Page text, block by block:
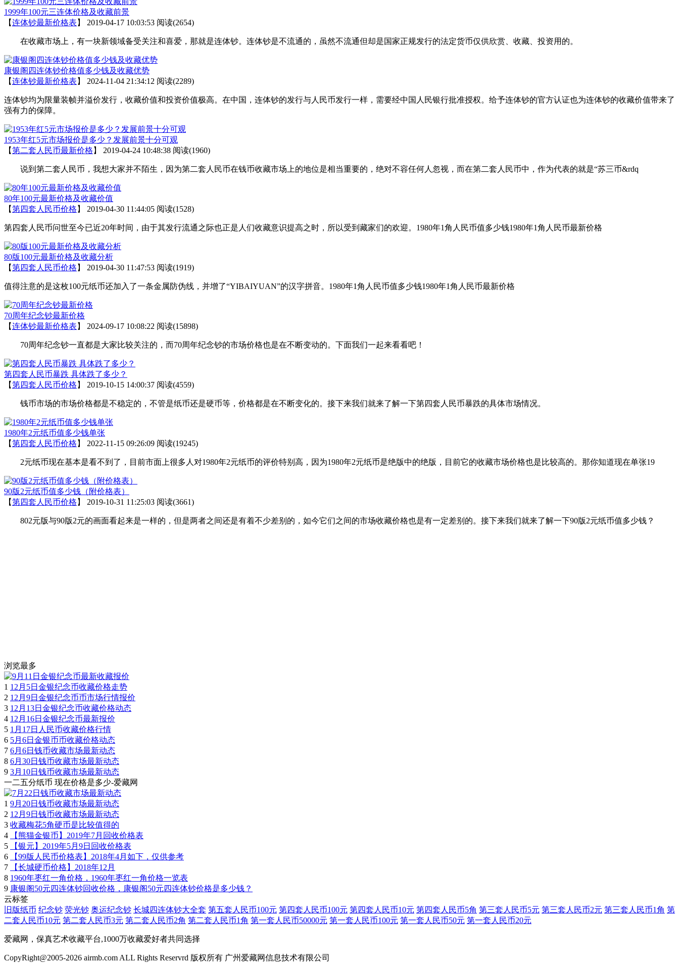
1999年100元三连体价格及收藏前景
【连体钞最新价格表 】 2019-04-17 10:03:53 阅读(2654)
在收藏市场上，有一块新领域备受关注和喜爱，那就是连体钞。连体钞是不流通的，虽然不流通但却是国家正规发行的法定货币仅供欣赏、收藏、投资用的。
康银阁四连体钞价格值多少钱及收藏优势
【连体钞最新价格表 】 2024-11-04 21:34:12 阅读(2289)
连体钞均为限量装帧并溢价发行，收藏价值和投资价值极高。在中国，连体钞的发行与人民币发行一样，需要经中国人民银行批准授权。给予连体钞的官方认证也为连体钞的收藏价值带来了
强有力的保障。
1953年红5元市场报价是多少？发展前景十分可观
【第二套人民币最新价格 】 2019-04-24 10:48:38 阅读(1960)
说到第二套人民币，我想大家并不陌生，因为第二套人民币在钱币收藏市场上的地位是相当重要的，绝对不容任何人忽视，而在第二套人民币中，作为代表的就是“苏三币&rdq
80年100元最新价格及收藏价值
【第四套人民币价格 】 2019-04-30 11:44:05 阅读(1528)
第四套人民币问世至今已近20年时间，由于其发行流通之际也正是人们收藏意识提高之时，所以受到藏家们的欢迎。1980年1角人民币值多少钱1980年1角人民币最新价格
80版100元最新价格及收藏分析
【第四套人民币价格 】 2019-04-30 11:47:53 阅读(1919)
值得注意的是这枚100元纸币还加入了一条金属防伪线，并增了“YIBAIYUAN”的汉字拼音。1980年1角人民币值多少钱1980年1角人民币最新价格
70周年纪念钞最新价格
【连体钞最新价格表 】 2024-09-17 10:08:22 阅读(15898)
70周年纪念钞一直都是大家比较关注的，而70周年纪念钞的市场价格也是在不断变动的。下面我们一起来看看吧！
第四套人民币暴跌 具体跌了多少？
【第四套人民币价格 】 2019-10-15 14:00:37 阅读(4559)
钱币市场的市场价格都是不稳定的，不管是纸币还是硬币等，价格都是在不断变化的。接下来我们就来了解一下第四套人民币暴跌的具体市场情况。
1980年2元纸币值多少钱单张
【第四套人民币价格 】 2022-11-15 09:26:09 阅读(19245)
2元纸币现在基本是看不到了，目前市面上很多人对1980年2元纸币的评价特别高，因为1980年2元纸币是绝版中的绝版，目前它的收藏市场价格也是比较高的。那你知道现在单张19
90版2元纸币值多少钱（附价格表）
【第四套人民币价格 】 2019-10-31 11:25:03 阅读(3661)
802元版与90版2元的画面看起来是一样的，但是两者之间还是有着不少差别的，如今它们之间的市场收藏价格也是有一定差别的。接下来我们就来了解一下90版2元纸币值多少钱？
浏览最多
1 12月5日金银纪念币收藏价格走势
2 12月9日金银纪念币币市场行情报价
3 12月13日金银纪念币收藏价格动态
4 12月16日金银纪念币最新报价
5 1月17日人民币收藏价格行情
6 5月6日金银币币收藏价格动态
7 6月6日钱币收藏市场最新动态
8 6月30日钱币收藏市场最新动态
9 3月10日钱币收藏市场最新动态
一二五分纸币 现在价格是多少-爱藏网
1 9月20日钱币收藏市场最新动态
2 12月9日钱币收藏市场最新动态
3 收藏梅花5角硬币是比较值得的
4
【熊猫金银币】2019年7月回收价格表
5
【银元】2019年5月9日回收价格表
6
【99版人民币价格表】2018年4月如下，仅供参考
7
【长城硬币价格】2018年12月
8 1960年枣红一角价格，1960年枣红一角价格一览表
9 康银阁50元四连体钞回收价格，康银阁50元四连体钞价格是多少钱？
云标签
旧版纸币 纪念钞 荧光钞 奥运纪念钞 长城四连体钞大全套 第五套人民币100元 第四套人民币100元 第四套人民币10元 第四套人民币5角 第三套人民币5元 第三套人民币2元 第三套人民币1角 第
二套人民币10元 第二套人民币3元 第二套人民币2角 第二套人民币1角 第一套人民币50000元 第一套人民币100元 第一套人民币50元 第一套人民币20元
爱藏网，保真艺术收藏平台,1000万收藏爱好者共同选择
CopyRight@2005-2026 airmb.com ALL Rights Reservrd 版权所有 广州爱藏网信息技术有限公司